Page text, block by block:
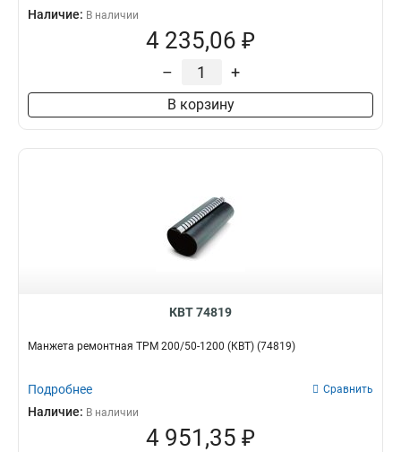
Наличие: В наличии
4 235,06 ₽
– +
В корзину
КВТ 74819
Манжета ремонтная ТРМ 200/50-1200 (КВТ) (74819)
Подробнее Сравнить
Наличие: В наличии
4 951,35 ₽